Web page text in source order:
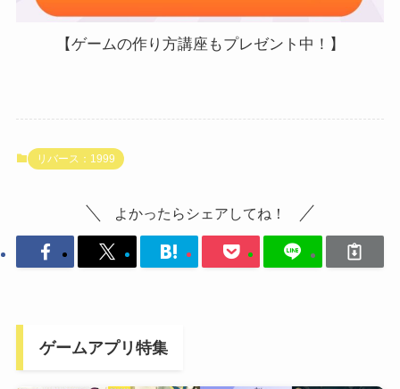
【ゲームの作り方講座もプレゼント中！】
リバース：1999
よかったらシェアしてね！
ゲームアプリ特集